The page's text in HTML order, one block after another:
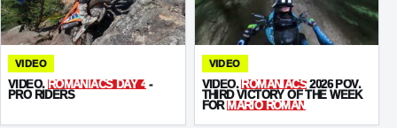
VIDEO
VIDEO. ROMANIACS DAY 4 -
PRO RIDERS
VIDEO
VIDEO.ROMANIACS 2026 POV.
THIRD VICTORY OF THE WEEK
FORMARIO ROMAN